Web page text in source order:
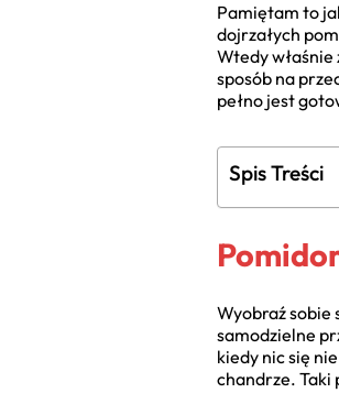
Pamiętam to
dojrzałych
Wtedy
sposób na
pełno jest
Spis Treści
Wyobraź sobie
samodzielne
kiedy nic się
chandrze. Taki